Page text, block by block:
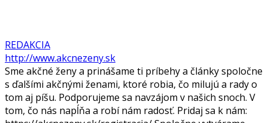
REDAKCIA
http://www.akcnezeny.sk
Sme akčné ženy a prinášame ti príbehy a články spoločne
s ďalšími akčnými ženami, ktoré robia, čo milujú a rady o
tom aj píšu. Podporujeme sa navzájom v našich snoch. V
tom, čo nás napĺňa a robí nám radosť. Pridaj sa k nám: